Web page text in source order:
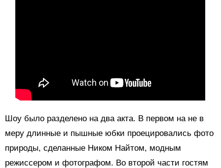
Шоу было разделено на два акта. В первом на не в
меру длинные и пышные юбки проецировались фото
природы, сделанные Ником Найтом, модным
режиссером и фотографом. Во второй части гостям